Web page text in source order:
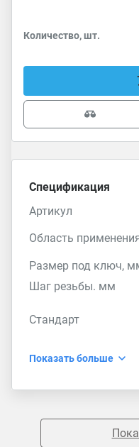
Количество, шт.
Спецификация
Артикул
Область
Размер под ключ,
Шаг резьбы. мм
Стандарт
Показать больше